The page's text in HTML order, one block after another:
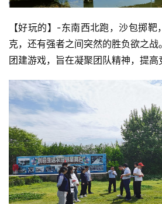
【好玩的】-东南西北跑，沙包掷
克，还有强者之间突然的胜负欲之战。
团建游戏，旨在凝聚团队精神，提高